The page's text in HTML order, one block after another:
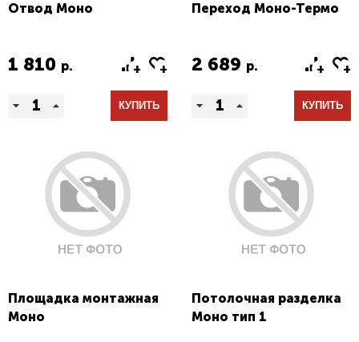
Отвод Моно
1 810 р.
КУПИТЬ
Переход Моно-Термо
2 689 р.
КУПИТЬ
Площадка монтажная
Моно
Потолочная разделка
Моно тип 1